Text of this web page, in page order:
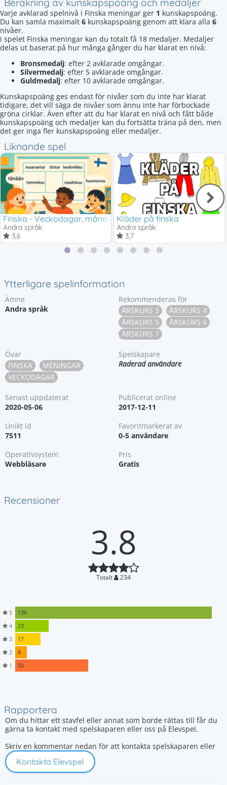
Beräkning av kunskapspoäng och medaljer
Varje avklarad spelnivå i Finska meningar ger 1 kunskapspoäng.
Du kan samla maximalt 6 kunskapspoäng genom att klara alla 6
nivåer.
I spelet Finska meningar kan du totalt få 18 medaljer. Medaljer
delas ut baserat på hur många gånger du har klarat en nivå:
Bronsmedalj: efter 2 avklarade omgångar.
Silvermedalj: efter 5 avklarade omgångar.
Guldmedalj: efter 10 avklarade omgångar.
Kunskapspoäng ges endast för nivåer som du inte har klarat
tidigare, det vill säga de nivåer som ännu inte har förbockade
gröna cirklar. Även efter att du har klarat en nivå och fått både
kunskapspoäng och medaljer kan du fortsätta träna på den, men
det ger inga fler kunskapspoäng eller medaljer.
Liknande spel
Finska - Veckodagar, månader och andra tidsbegrepp
Andra språk
3,6
Kläder på finska
Andra språk
3,7
Ytterligare spelinformation
Ämne
Andra språk
Rekommenderas för
ÅRSKURS 3
ÅRSKURS 4
ÅRSKURS 5
ÅRSKURS 6
ÅRSKURS 7
Övar
FINSKA
MENINGAR
VECKODAGAR
Spelskapare
Raderad användare
Senast uppdaterat
2020-05-06
Publicerat online
2017-12-11
Unikt id
7511
Favoritmarkerat av
0-5 användare
Operativsystem
Webbläsare
Pris
Gratis
Recensioner
3.8
Totalt 234
5
136
4
23
3
17
2
8
1
50
Rapportera
Om du hittar ett stavfel eller annat som borde rättas till får du
gärna ta kontakt med spelskaparen eller oss på Elevspel.
Skriv en kommentar nedan för att kontakta spelskaparen eller
Kontakta Elevspel